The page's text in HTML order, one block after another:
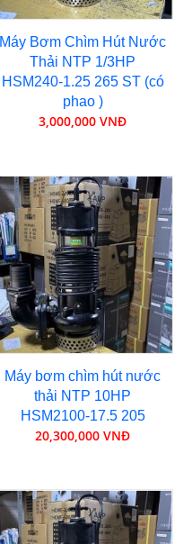
Máy Bơm Chìm Hút Nước
Thải NTP 1/3HP
HSM240-1.25 265 ST (có
phao )
3,000,000 VNĐ
Máy bơm chìm hút nước
thải NTP 10HP
HSM2100-17.5 205
20,300,000 VNĐ